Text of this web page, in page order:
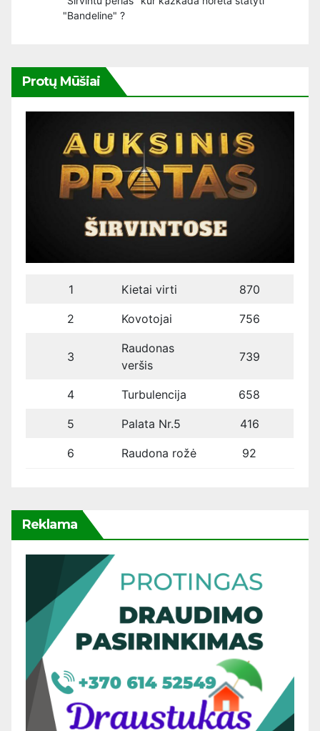
"Bandeline" ?
Protų Mūšiai
1 Kietai virti 870
2 Kovotojai 756
3
Raudonas
veršis
739
4 Turbulencija 658
5 Palata Nr.5 416
6 Raudona rožė 92
Reklama